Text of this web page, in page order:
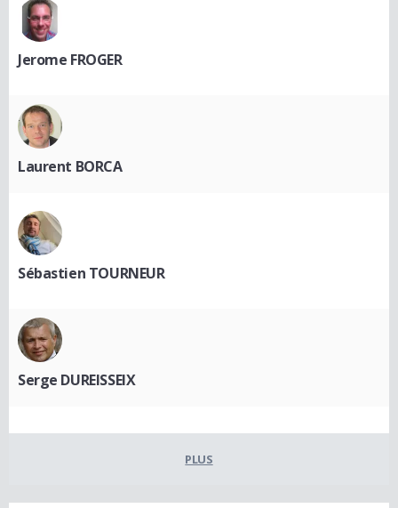
Jerome FROGER
Laurent BORCA
Sébastien TOURNEUR
Serge DUREISSEIX
PLUS